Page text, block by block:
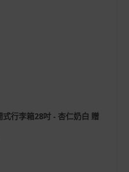
行李箱28吋 - 杏仁奶白 贈